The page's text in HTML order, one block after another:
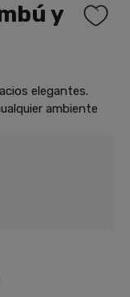
y
elegantes.
ambiente